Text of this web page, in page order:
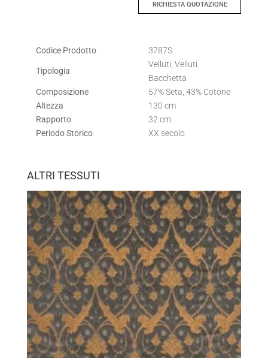
RICHIESTA QUOTAZIONE
Codice Prodotto 3787S
Tipologia
Velluti, Velluti
Bacchetta
Composizione
57% Seta, 43% Cotone
Altezza
130 cm
Rapporto
32 cm
Periodo Storico
XX secolo
ALTRI TESSUTI